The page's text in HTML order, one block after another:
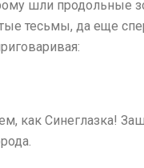
шли продольные
тесьмы, да еще
как Синеглазка!